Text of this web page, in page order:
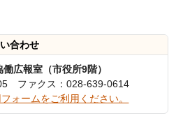
合わせ
報室（市役所9階）
ファクス：028-639-0614
ォームをご利用ください。